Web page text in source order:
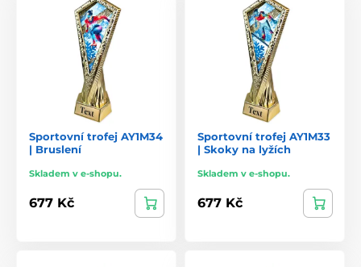
Sportovní trofej AY1M34
| Bruslení
Skladem v e-shopu.
677 Kč
Sportovní trofej AY1M33
| Skoky na lyžích
Skladem v e-shopu.
677 Kč